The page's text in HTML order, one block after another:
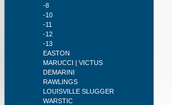
-8
-10
-11
-12
-13
EASTON
MARUCCI | VICTUS
DEMARINI
RAWLINGS
LOUISVILLE SLUGGER
WARSTIC